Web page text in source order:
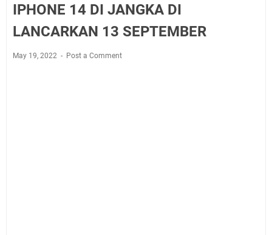
IPHONE 14 DI JANGKA DI
LANCARKAN 13 SEPTEMBER
May 19, 2022 Post a Comment